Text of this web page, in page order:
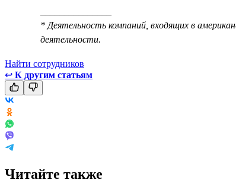
* Деятельность компаний, входящих в
деятельности.
Найти сотрудников
↩ К другим статьям
Читайте также